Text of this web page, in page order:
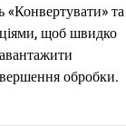
«Конвертувати» та
щоб швидко
обробки.